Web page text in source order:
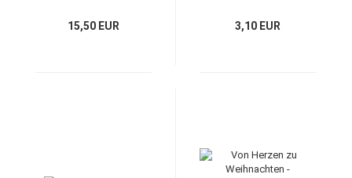
15,50 EUR 3,10 EUR